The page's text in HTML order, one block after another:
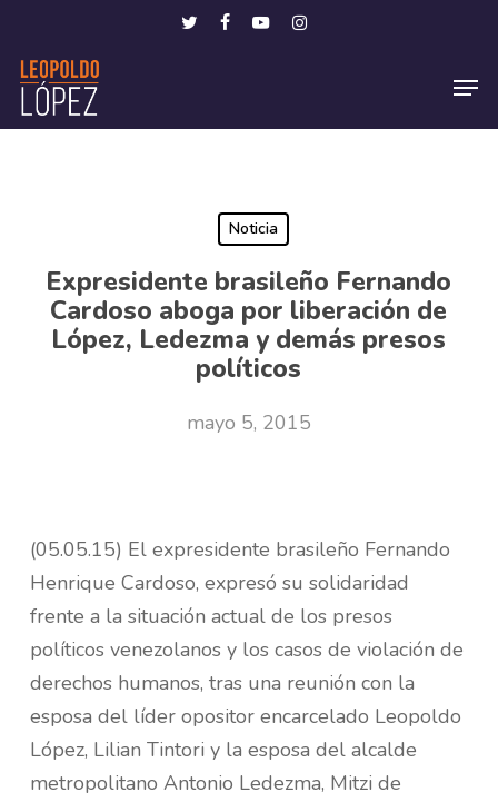
main
content
twitterfacebookyoutubeinstagram
Noticia
Expresidente brasileño Fernando
Cardoso aboga por liberación de
López, Ledezma y demás presos
políticos
mayo 5, 2015
(05.05.15) El expresidente brasileño Fernando
Henrique Cardoso, expresó su solidaridad
frente a la situación actual de los presos
políticos venezolanos y los casos de violación de
derechos humanos, tras una reunión con la
esposa del líder opositor encarcelado Leopoldo
López, Lilian Tintori y la esposa del alcalde
metropolitano Antonio Ledezma, Mitzi de